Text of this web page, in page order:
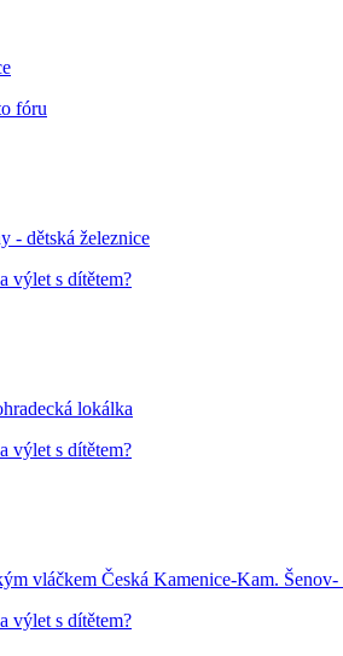
fóru
- dětská železnice
výlet s dítětem?
lokálka
výlet s dítětem?
vláčkem Česká Kamenice-Kam. Šenov-
výlet s dítětem?